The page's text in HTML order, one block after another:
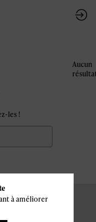
les !
Aucun
à améliorer